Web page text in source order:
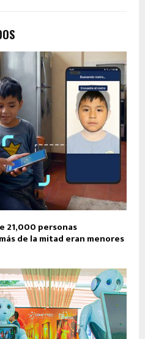
21,000 personas
de la mitad eran menores